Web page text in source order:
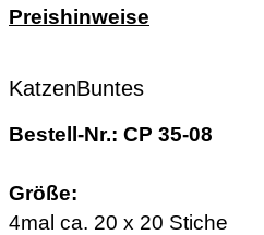
Preishinweise
KatzenBuntes
Bestell-Nr.: CP 35-08
Größe:
4mal ca. 20 x 20 Stiche